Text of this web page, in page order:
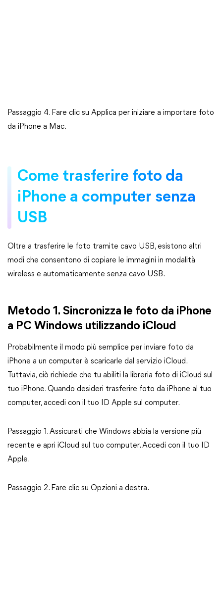
Passaggio 4. Fare clic su Applica per iniziare a importare foto
da iPhone a Mac.
Come trasferire foto da
iPhone a computer senza
USB
Oltre a trasferire le foto tramite cavo USB, esistono altri
modi che consentono di copiare le immagini in modalità
wireless e automaticamente senza cavo USB.
Metodo 1. Sincronizza le foto da iPhone
a PC Windows utilizzando iCloud
Probabilmente il modo più semplice per inviare foto da
iPhone a un computer è scaricarle dal servizio iCloud.
Tuttavia, ciò richiede che tu abiliti la libreria foto di iCloud sul
tuo iPhone. Quando desideri trasferire foto da iPhone al tuo
computer, accedi con il tuo ID Apple sul computer.
Passaggio 1. Assicurati che Windows abbia la versione più
recente e apri iCloud sul tuo computer. Accedi con il tuo ID
Apple.
Passaggio 2. Fare clic su Opzioni a destra.